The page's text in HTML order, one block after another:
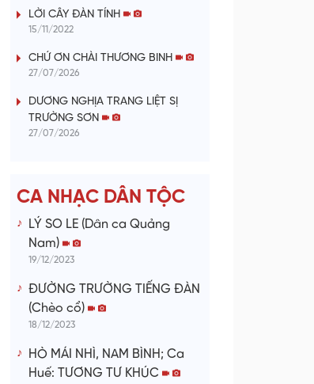
y
V
d
o
LỜI CÂY ĐÀN TÍNH
15/11/2022
CHỨ ƠN CHÀI THƯƠNG BINH
27/07/2026
DƯƠNG NGHỊA TRANG LIỆT SỊ
TRƯỜNG SƠN
27/07/2026
CA NHẠC DÂN TỘC
LÝ SO LE (Dân ca Quảng
Nam)
19/12/2023
ĐƯỜNG TRƯỜNG TIẾNG ĐÀN
(Chèo cổ)
18/12/2023
HÒ MÁI NHÌ, NAM BÌNH; Ca
Huế: TƯƠNG TƯ KHÚC